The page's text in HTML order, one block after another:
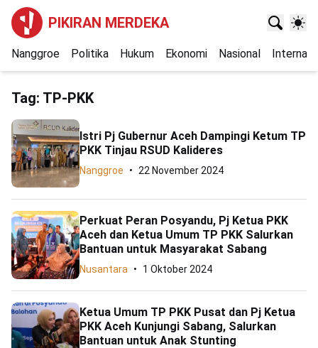
PIKIRAN MERDEKA
Nanggroe Politika Hukum Ekonomi Nasional
Tag: TP-PKK
Istri Pj Gubernur Aceh Dampingi Ketum TP
PKK Tinjau RSUD Kalideres
Nanggroe 22 November 2024
Perkuat Peran Posyandu, Pj Ketua PKK
Aceh dan Ketua Umum TP PKK Salurkan
Bantuan untuk Masyarakat Sabang
Nusantara 1 Oktober 2024
Ketua Umum TP PKK Pusat dan Pj Ketua
PKK Aceh Kunjungi Sabang, Salurkan
Bantuan untuk Anak Stunting